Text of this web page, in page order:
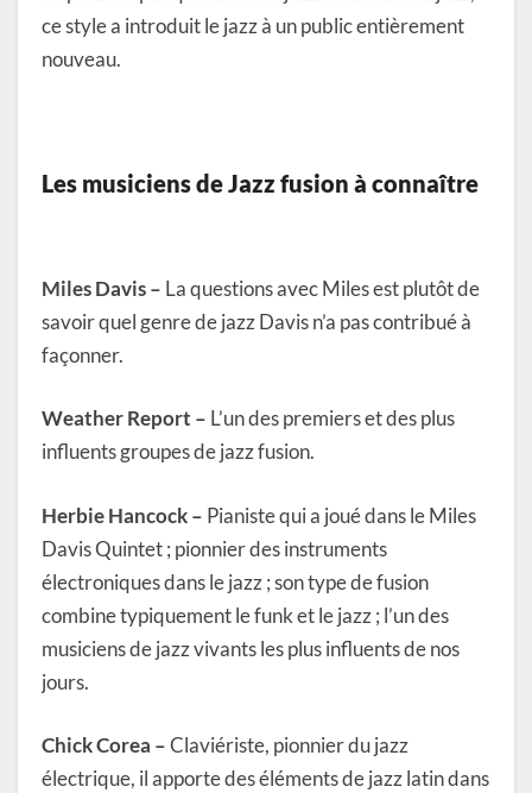
ce style a introduit le jazz à un public entièrement
nouveau.
Les musiciens de Jazz fusion à connaître
Miles Davis – La questions avec Miles est plutôt de
savoir quel genre de jazz Davis n’a pas contribué à
façonner.
Weather Report – L’un des premiers et des plus
influents groupes de jazz fusion.
Herbie Hancock – Pianiste qui a joué dans le Miles
Davis Quintet ; pionnier des instruments
électroniques dans le jazz ; son type de fusion
combine typiquement le funk et le jazz ; l’un des
musiciens de jazz vivants les plus influents de nos
jours.
Chick Corea –Claviériste, pionnier du jazz
électrique, il apporte des éléments de jazz latin dans